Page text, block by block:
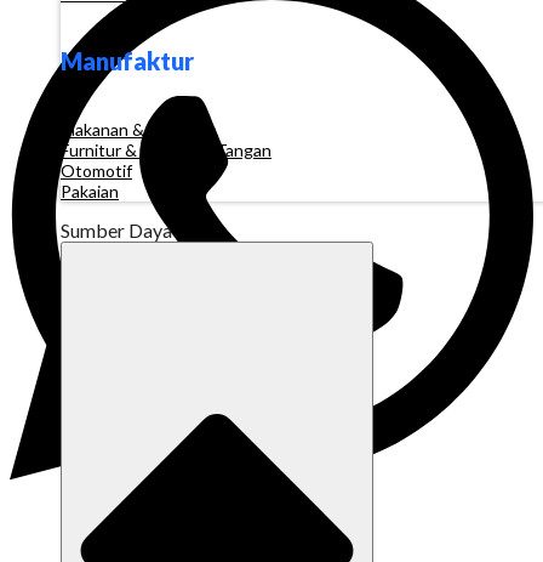
Manufaktur
Makanan & Minuman
Furnitur & Kerajinan Tangan
Otomotif
Pakaian
Sumber Daya